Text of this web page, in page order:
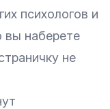
психологов и
вы наберете
не